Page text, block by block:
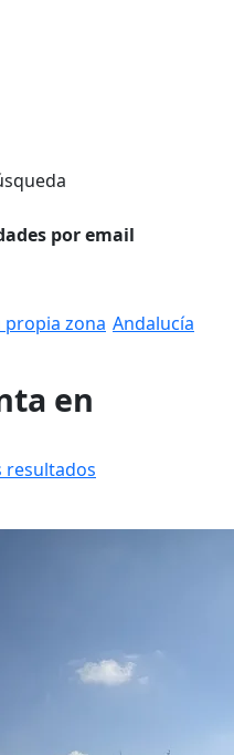
por email
zona Andalucía
en
resultados